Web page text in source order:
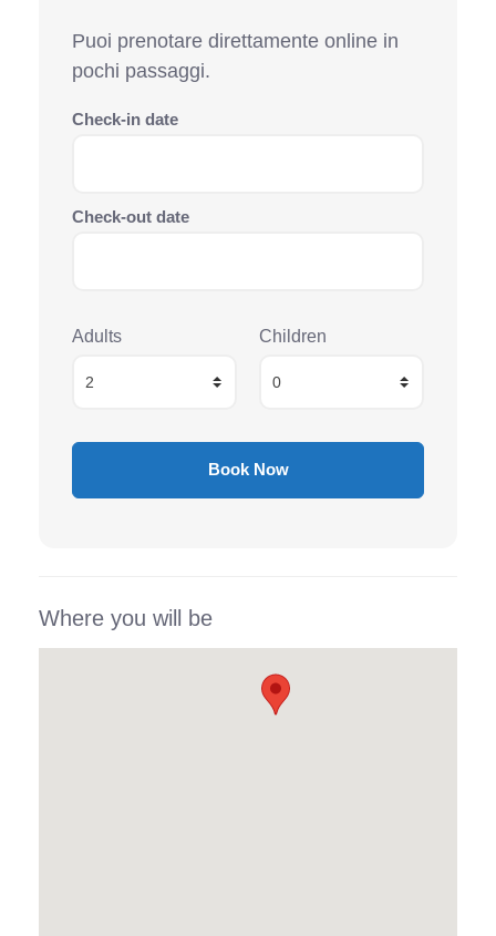
Puoi prenotare direttamente online in
pochi passaggi.
Check-in date
Check-out date
Adults Children
Where you will be